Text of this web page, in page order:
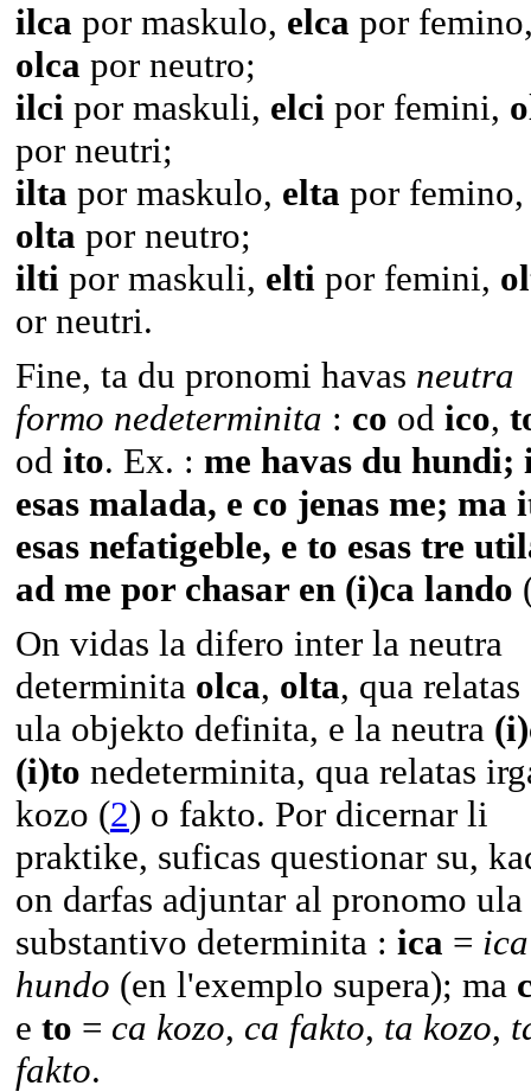
ilca por maskulo, elca por
olca por neutro;
ilci por maskuli, elci por femini,
por neutri;
ilta por maskulo, elta por femino,
olta por neutro;
ilti por maskuli, elti por femini,
or neutri.
Fine, ta du pronomi havas neutra
formo nedeterminita : co od ico,
od ito. Ex. : me havas du hundi;
esas malada, e co jenas me; ma
esas nefatigeble, e to esas tre
ad me por chasar en (i)ca lando
On vidas la difero inter la neutra
determinita olca, olta, qua relatas
ula objekto definita, e la neutra
(i)to nedeterminita, qua relatas
kozo (2) o fakto. Por dicernar li
praktike, suficas questionar su,
on darfas adjuntar al pronomo ula
substantivo determinita : ica = ica
hundo (en l'exemplo supera); ma
e to = ca kozo, ca fakto, ta kozo,
fakto.